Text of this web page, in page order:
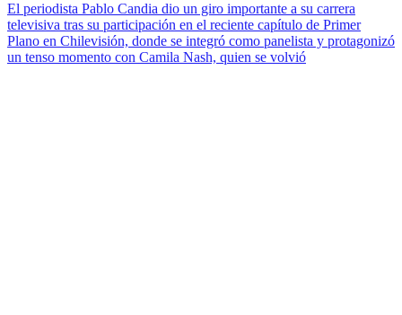
El periodista Pablo Candia dio un giro importante a su carrera
televisiva tras su participación en el reciente capítulo de Primer
Plano en Chilevisión, donde se integró como panelista y protagonizó
un tenso momento con Camila Nash, quien se volvió